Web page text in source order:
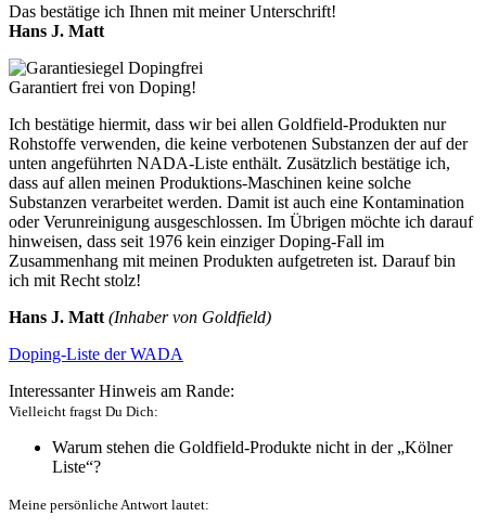
Das bestätige ich Ihnen mit meiner Unterschrift!
Hans J. Matt
Garantiert frei von Doping!
Ich bestätige hiermit, dass wir bei allen Goldfield-Produkten nur
Rohstoffe verwenden, die keine verbotenen Substanzen der auf der
unten angeführten NADA-Liste enthält. Zusätzlich bestätige ich,
dass auf allen meinen Produktions-Maschinen keine solche
Substanzen verarbeitet werden. Damit ist auch eine Kontamination
oder Verunreinigung ausgeschlossen. Im Übrigen möchte ich darauf
hinweisen, dass seit 1976 kein einziger Doping-Fall im
Zusammenhang mit meinen Produkten aufgetreten ist. Darauf bin
ich mit Recht stolz!
Hans J. Matt (Inhaber von Goldfield)
Doping-Liste der WADA
Interessanter Hinweis am Rande:
Vielleicht fragst Du Dich:
Warum stehen die Goldfield-Produkte nicht in der „Kölner
Liste“?
Meine persönliche Antwort lautet: